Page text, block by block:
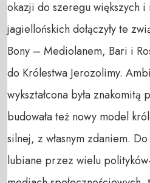
okazji do szeregu większych
jagiellońskich dołączyły te
Bony – Mediolanem, Bari i
do Królestwa Jerozolimy.
wykształcona była znakomitą
budowała też nowy model
silnej, z własnym zdaniem.
lubiane przez wielu